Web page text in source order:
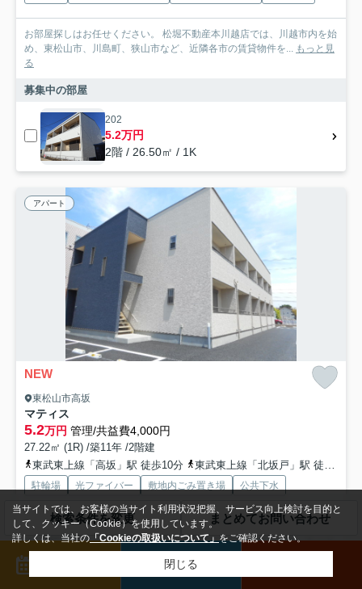
お部屋探しはお任せください。 松堀不動産本川越店では、川越市内を始
め、東松山市、川島町、狭山市など、近隣各市の賃貸物件を...
もっと見
る
募集中の部屋
202
5.2万円
2階 / 26.50㎡ / 1K
アパート
NEW
東松山市高坂
マティス
5.2万円 管理/共益費4,000円
27.22㎡ (1R) /築11年 /2階建
東武東上線「高坂」駅 徒歩10分
東武東上線「北坂戸」駅 徒歩40分
駐輪場 光ファイバー 敷地内ごみ置き場 公共下水
お部屋探しはお任せください。松堀不動産本川越店では、川越市内を始
め、東松山市、川島町、狭山市など、近隣各市の賃貸物件を取...もっと
見る
検索条件を変更 まとめてお問い合わせ
メール
当サイトでは、お客様の当サイト利用状況把握、サービス向上検討を目的と
して、クッキー（Cookie）を使用しています。
詳しくは、当社の「Cookieの取扱いについて」をご確認ください。
閉じる